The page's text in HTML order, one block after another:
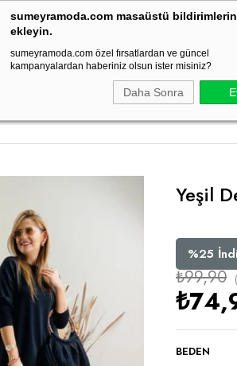
sumeyramoda.com masaüstü
ekleyin.
sumeyramoda.com özel fırsatlardan ve güncel
kampanyalardan haberiniz olsun ister misiniz?
Daha Sonra
3000TL VE ÜZERİ TÜM SİPARİŞLERİNİZDE KARGO
ALT GİYİMDIŞ GİYİMTAKIM
Yeşil
%25
₺99,90
BEDEN